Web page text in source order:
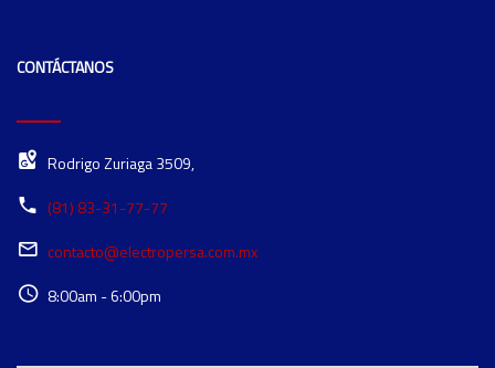
CONTÁCTANOS
Rodrigo Zuriaga 3509,
(81) 83-31-77-77
contacto@electropersa.com.mx
8:00am - 6:00pm